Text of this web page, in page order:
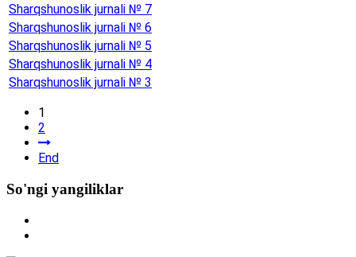
Sharqshunoslik jurnali № 7
Sharqshunoslik jurnali № 6
Sharqshunoslik jurnali № 5
Sharqshunoslik jurnali № 4
Sharqshunoslik jurnali № 3
1
2
End
So'ngi yangiliklar